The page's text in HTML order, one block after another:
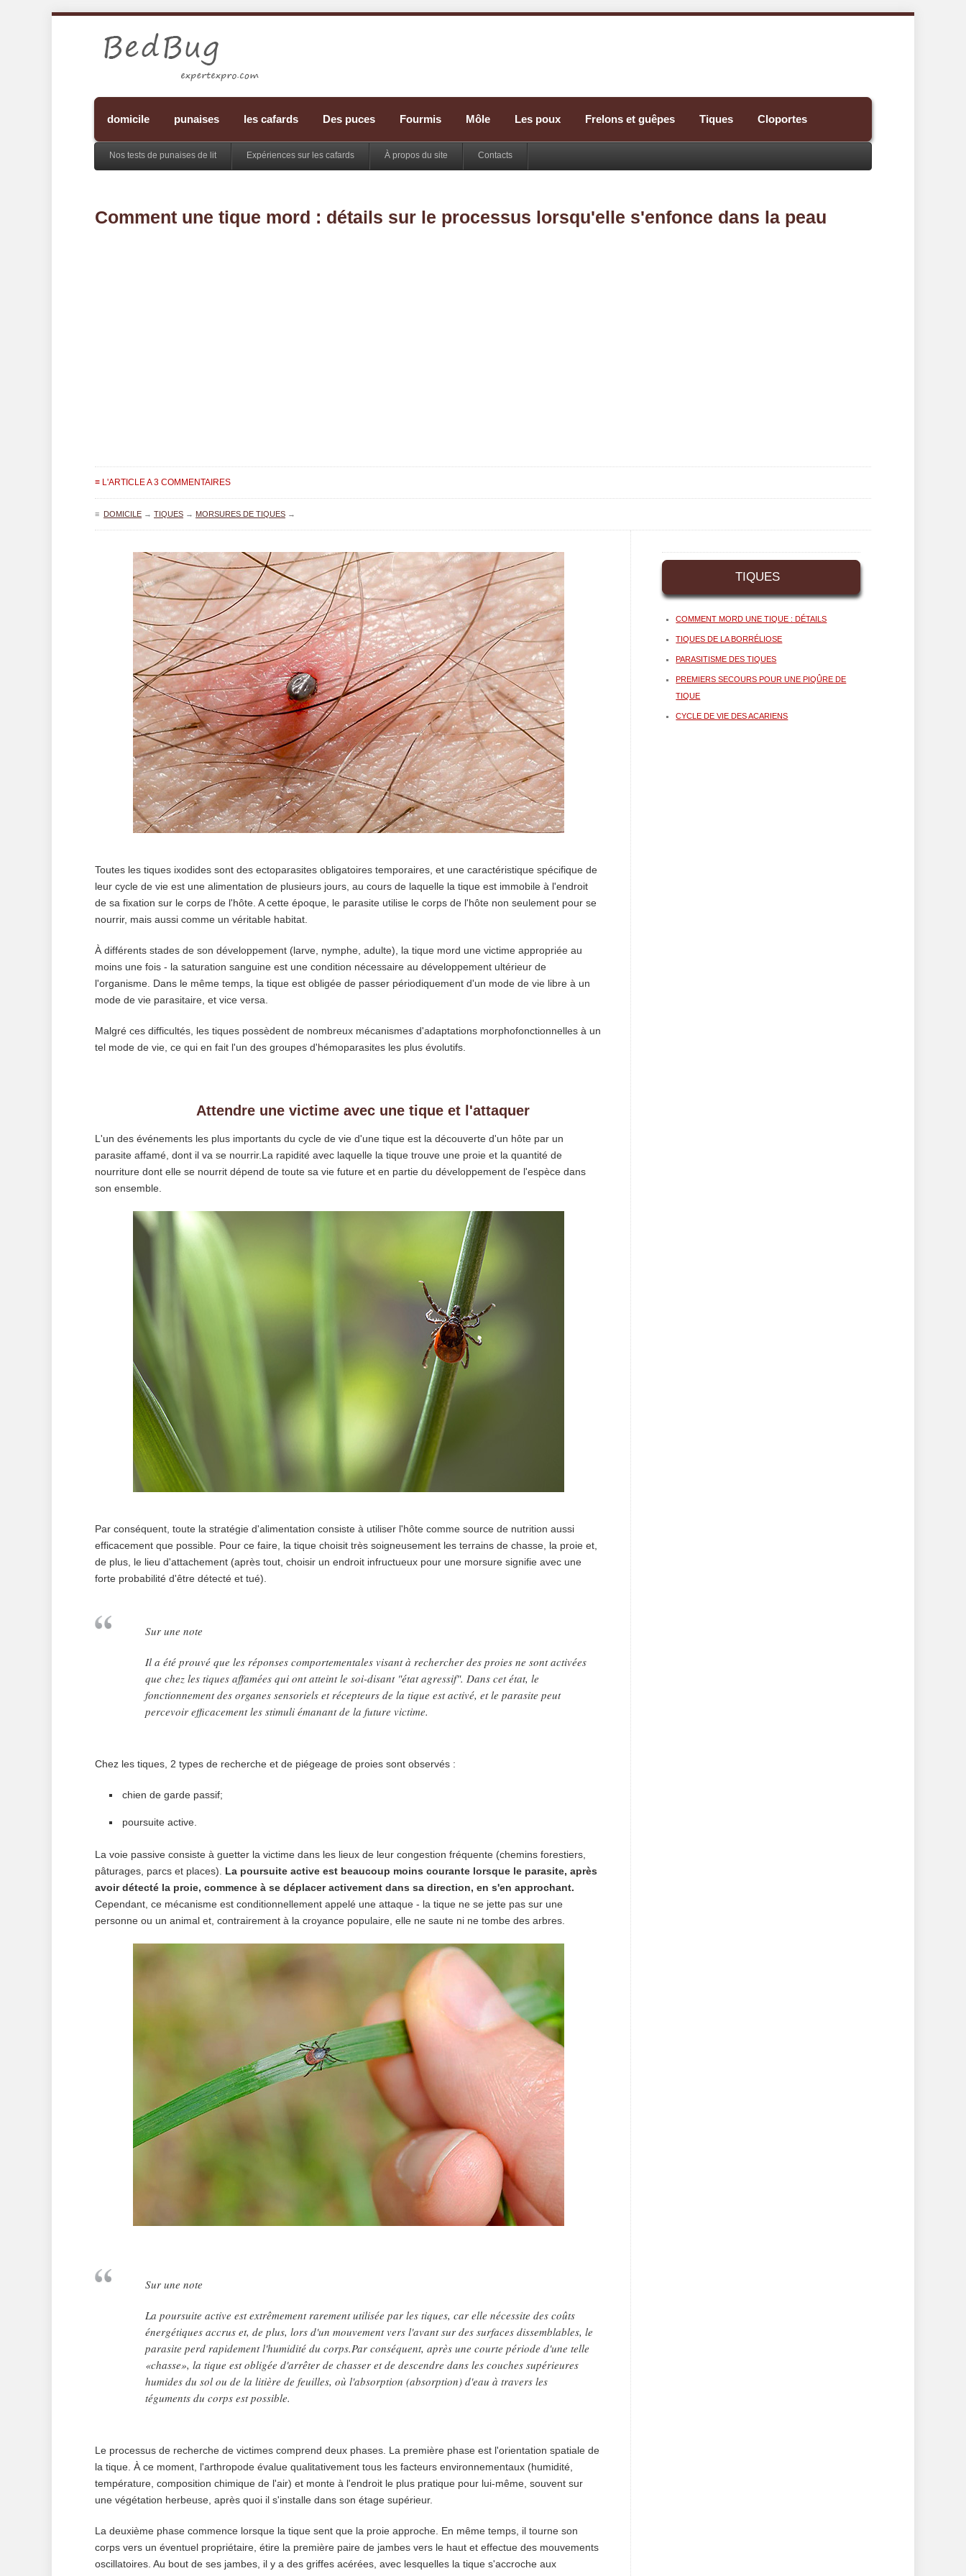
domicile punaises les cafards Des puces Fourmis Môle Les poux Frelons et guêpes Tiques Cloportes
Nos tests de punaises de lit Expériences sur les cafards À propos du site Contacts
Comment une tique mord : détails sur le processus lorsqu'elle s'enfonce dans la peau
≡ L'ARTICLE A 3 COMMENTAIRES
≡ DOMICILE → TIQUES → MORSURES DE TIQUES →
Toutes les tiques ixodides sont des ectoparasites obligatoires temporaires, et une caractéristique spécifique de
leur cycle de vie est une alimentation de plusieurs jours, au cours de laquelle la tique est immobile à l'endroit
de sa fixation sur le corps de l'hôte. A cette époque, le parasite utilise le corps de l'hôte non seulement pour se
nourrir, mais aussi comme un véritable habitat.
À différents stades de son développement (larve, nymphe, adulte), la tique mord une victime appropriée au
moins une fois - la saturation sanguine est une condition nécessaire au développement ultérieur de
l'organisme. Dans le même temps, la tique est obligée de passer périodiquement d'un mode de vie libre à un
mode de vie parasitaire, et vice versa.
Malgré ces difficultés, les tiques possèdent de nombreux mécanismes d'adaptations morphofonctionnelles à un
tel mode de vie, ce qui en fait l'un des groupes d'hémoparasites les plus évolutifs.
Attendre une victime avec une tique et l'attaquer
L'un des événements les plus importants du cycle de vie d'une tique est la découverte d'un hôte par un
parasite affamé, dont il va se nourrir.La rapidité avec laquelle la tique trouve une proie et la quantité de
nourriture dont elle se nourrit dépend de toute sa vie future et en partie du développement de l'espèce dans
son ensemble.
Par conséquent, toute la stratégie d'alimentation consiste à utiliser l'hôte comme source de nutrition aussi
efficacement que possible. Pour ce faire, la tique choisit très soigneusement les terrains de chasse, la proie et,
de plus, le lieu d'attachement (après tout, choisir un endroit infructueux pour une morsure signifie avec une
forte probabilité d'être détecté et tué).
Sur une note
Il a été prouvé que les réponses comportementales visant à rechercher des proies ne sont activées
que chez les tiques affamées qui ont atteint le soi-disant "état agressif". Dans cet état, le
fonctionnement des organes sensoriels et récepteurs de la tique est activé, et le parasite peut
percevoir efficacement les stimuli émanant de la future victime.
Chez les tiques, 2 types de recherche et de piégeage de proies sont observés :
chien de garde passif;
poursuite active.
La voie passive consiste à guetter la victime dans les lieux de leur congestion fréquente (chemins forestiers,
pâturages, parcs et places). La poursuite active est beaucoup moins courante lorsque le parasite, après
avoir détecté la proie, commence à se déplacer activement dans sa direction, en s'en approchant.
Cependant, ce mécanisme est conditionnellement appelé une attaque - la tique ne se jette pas sur une
personne ou un animal et, contrairement à la croyance populaire, elle ne saute ni ne tombe des arbres.
Sur une note
La poursuite active est extrêmement rarement utilisée par les tiques, car elle nécessite des coûts
énergétiques accrus et, de plus, lors d'un mouvement vers l'avant sur des surfaces dissemblables, le
parasite perd rapidement l'humidité du corps.Par conséquent, après une courte période d'une telle
«chasse», la tique est obligée d'arrêter de chasser et de descendre dans les couches supérieures
humides du sol ou de la litière de feuilles, où l'absorption (absorption) d'eau à travers les
téguments du corps est possible.
Le processus de recherche de victimes comprend deux phases. La première phase est l'orientation spatiale de
la tique. À ce moment, l'arthropode évalue qualitativement tous les facteurs environnementaux (humidité,
température, composition chimique de l'air) et monte à l'endroit le plus pratique pour lui-même, souvent sur
une végétation herbeuse, après quoi il s'installe dans son étage supérieur.
La deuxième phase commence lorsque la tique sent que la proie approche. En même temps, il tourne son
corps vers un éventuel propriétaire, étire la première paire de jambes vers le haut et effectue des mouvements
oscillatoires. Au bout de ses jambes, il y a des griffes acérées, avec lesquelles la tique s'accroche aux
TIQUES
COMMENT MORD UNE TIQUE : DÉTAILS
TIQUES DE LA BORRÉLIOSE
PARASITISME DES TIQUES
PREMIERS SECOURS POUR UNE PIQÛRE DE
TIQUE
CYCLE DE VIE DES ACARIENS